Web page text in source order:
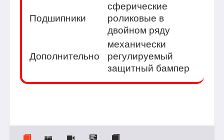
Подшипники
сферические
роликовые в
двойном ряду
Дополнительно
механически
регулируемый
защитный бампер